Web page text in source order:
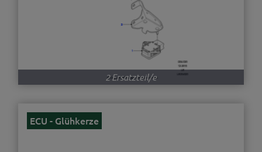
2 Ersatzteil/e
ECU - Glühkerze